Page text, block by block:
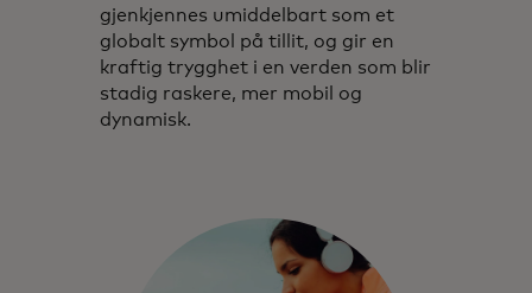
gjenkjennes umiddelbart som et
globalt symbol på tillit, og gir en
kraftig trygghet i en verden som blir
stadig raskere, mer mobil og
dynamisk.